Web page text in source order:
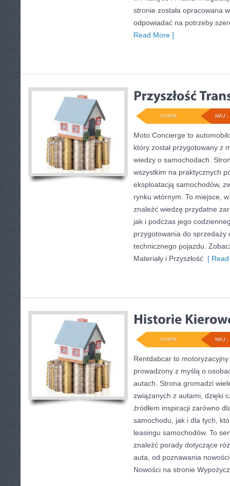
stronie została opracowana
odpowiadać na potrzeby
Read More ]
MAJ -
ADMIN
Moto Concierge to
który został przygotowany z
wiedzy o samochodach.
wszystkim na praktycznych
eksploatacją samochodów,
rynku wtórnym. To miejsce,
znaleźć wiedzę przydatne
jak i podczas jego
przygotowania do sprzedaży
technicznego pojazdu.
Materiały i Przyszłość [
MAJ -
ADMIN
Rentdabcar to
prowadzony z myślą o
autach. Strona gromadzi
związanych z autami, dzięki
źródłem inspiracji zarówno
samochodu, jak i dla tych,
leasingu samochodów. To
znaleźć porady dotyczące
auta, od poznawania
Nowości na stronie